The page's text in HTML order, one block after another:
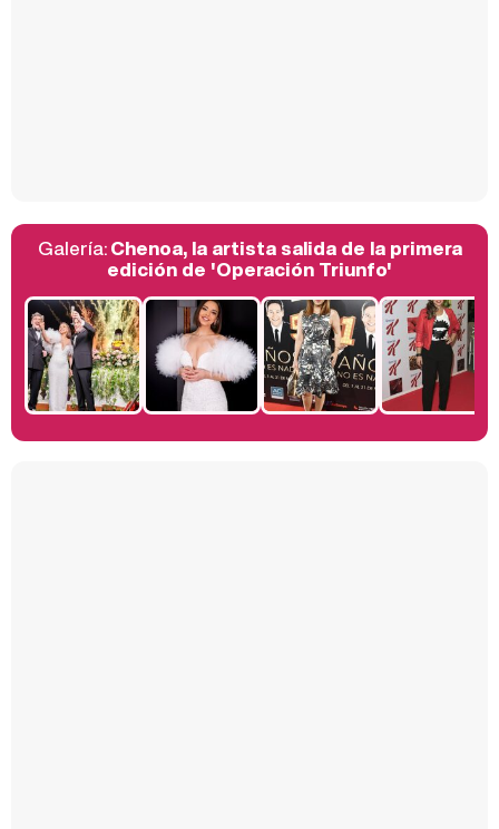
Belén Esteban: "Estoy emocionada, muy contenta y muy feliz por llegar a RTVE"
Galería:Chenoa, la artista salida de la primera
edición de 'Operación Triunfo'